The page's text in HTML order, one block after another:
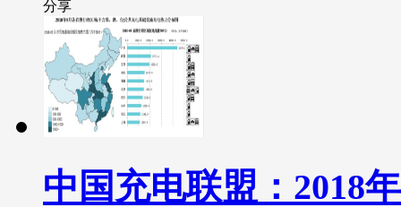
分享
中国充电联盟：2018